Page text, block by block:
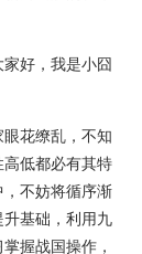
好，我是小囧
花缭乱，不知
低都必有其特
不妨将循序渐
基础，利用九
握战国操作，